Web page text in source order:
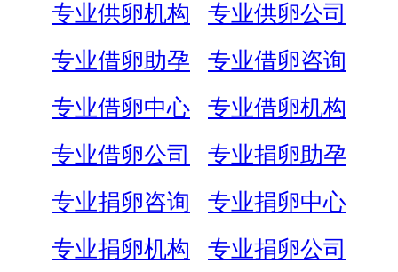
专业供卵机构
专业供卵公司
专业借卵助孕
专业借卵咨询
专业借卵中心
专业借卵机构
专业借卵公司
专业捐卵助孕
专业捐卵咨询
专业捐卵中心
专业捐卵机构
专业捐卵公司